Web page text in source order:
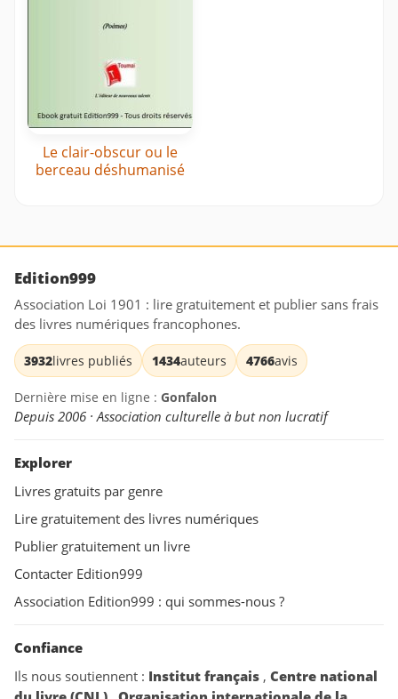
Le clair-obscur ou le
berceau déshumanisé
Edition999
Association Loi 1901 : lire gratuitement et publier sans frais
des livres numériques francophones.
3932livres publiés 1434auteurs 4766avis
Dernière mise en ligne : Gonfalon
Depuis 2006 · Association culturelle à but non lucratif
Explorer
Livres gratuits par genre
Lire gratuitement des livres numériques
Publier gratuitement un livre
Contacter Edition999
Association Edition999 : qui sommes-nous ?
Confiance
Ils nous soutiennent : Institut français , Centre national